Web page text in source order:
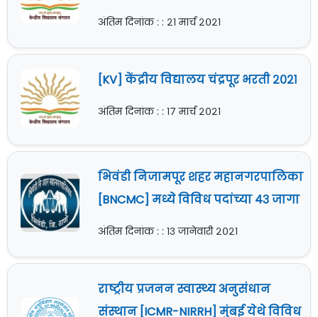
अंतिम दिनांक : : २१ मार्च २०२१
[KV] केंद्रीय विद्यालय चंद्रपूर भरती २०२१
अंतिम दिनांक : : १७ मार्च २०२१
भिवंडी निजामपूर शहर महानगरपालिका
[BNCMC] मध्ये विविध पदांच्या ४३ जागा
अंतिम दिनांक : : १३ जानेवारी २०२१
राष्ट्रीय प्रजनन स्वास्थ्य अनुसंधान
संस्थान [ICMR-NIRRH] मुंबई येथे विविध